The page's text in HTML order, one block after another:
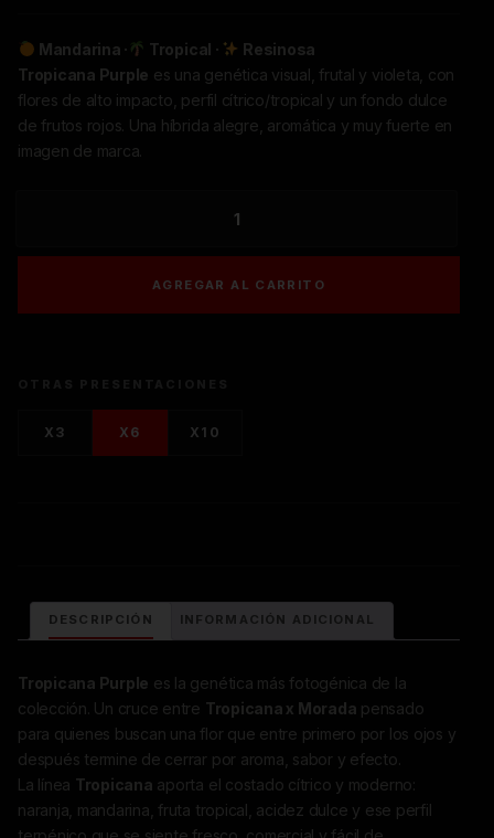
Mandarina · Tropical ·
Resinosa
Tropicana Purple es una genética visual, frutal y violeta, con
flores de alto impacto, perfil cítrico/tropical y un fondo dulce
de frutos rojos. Una híbrida alegre, aromática y muy fuerte en
imagen de marca.
AGREGAR AL CARRITO
X3 X6 X10
DESCRIPCIÓN INFORMACIÓN ADICIONAL
Tropicana Purple es la genética más fotogénica de la
colección. Un cruce entre Tropicana x Morada pensado
para quienes buscan una flor que entre primero por los ojos y
después termine de cerrar por aroma, sabor y efecto.
La línea Tropicana aporta el costado cítrico y moderno:
naranja, mandarina, fruta tropical, acidez dulce y ese perfil